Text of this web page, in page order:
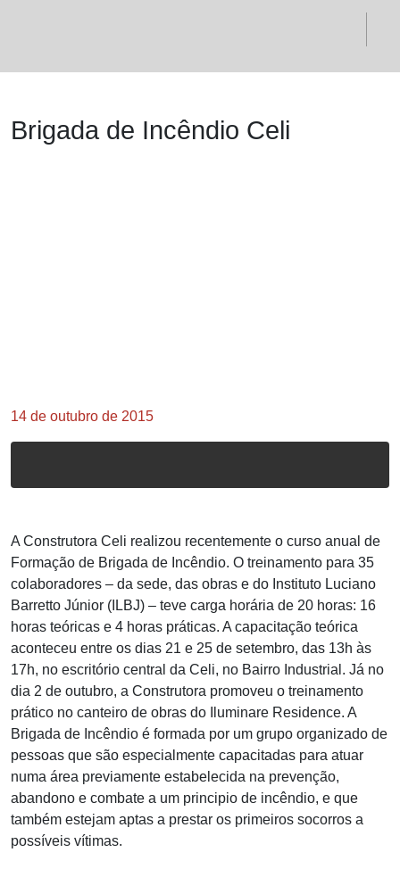
Brigada de Incêndio Celi
14 de outubro de 2015
A Construtora Celi realizou recentemente o curso anual de
Formação de Brigada de Incêndio. O treinamento para 35
colaboradores – da sede, das obras e do Instituto Luciano
Barretto Júnior (ILBJ) – teve carga horária de 20 horas: 16
horas teóricas e 4 horas práticas. A capacitação teórica
aconteceu entre os dias 21 e 25 de setembro, das 13h às
17h, no escritório central da Celi, no Bairro Industrial. Já no
dia 2 de outubro, a Construtora promoveu o treinamento
prático no canteiro de obras do Iluminare Residence. A
Brigada de Incêndio é formada por um grupo organizado de
pessoas que são especialmente capacitadas para atuar
numa área previamente estabelecida na prevenção,
abandono e combate a um principio de incêndio, e que
também estejam aptas a prestar os primeiros socorros a
possíveis vítimas.